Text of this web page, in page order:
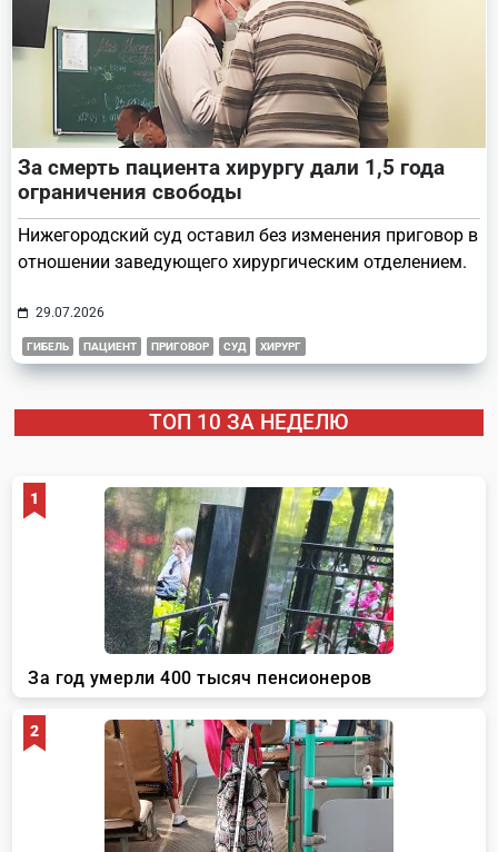
За смерть пациента хирургу дали 1,5 года
ограничения свободы
Нижегородский суд оставил без изменения приговор в
отношении заведующего хирургическим отделением.
29.07.2026
ГИБЕЛЬ ПАЦИЕНТ ПРИГОВОР СУД ХИРУРГ
ТОП 10 ЗА НЕДЕЛЮ